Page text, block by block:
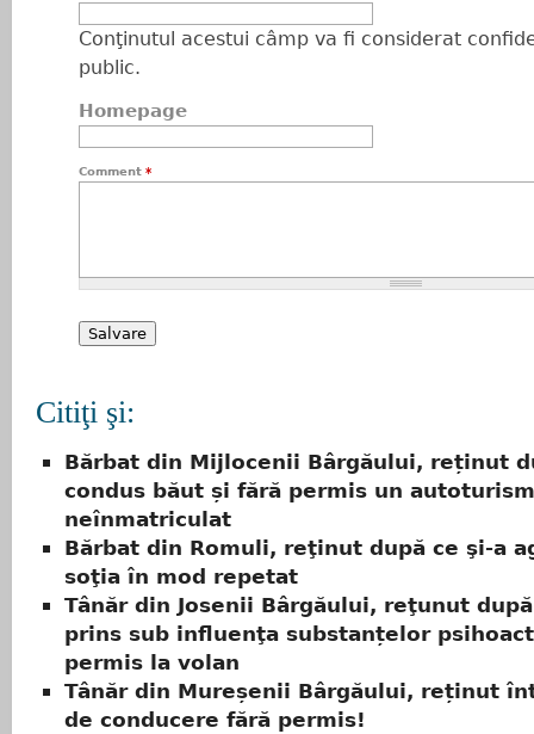
Conţinutul acestui câmp va fi considerat
public.
Homepage
Comment *
Citiţi şi:
Bărbat din Mijlocenii Bârgăului, reținut
condus băut și fără permis un autoturism
neînmatriculat
Bărbat din Romuli, reţinut după ce şi-a
soţia în mod repetat
Tânăr din Josenii Bârgăului, reţunut
prins sub influenţa substanțelor
permis la volan
Tânăr din Mureșenii Bârgăului, reținut
de conducere fără permis!